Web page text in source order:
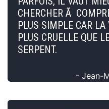
CHERCHER Ã
PLUS SIMPLE CAR
PLUS CRUELLE QUE
SERPENT.
- Jean-